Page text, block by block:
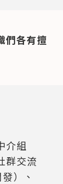
們各有擅
介組
群交流
）、